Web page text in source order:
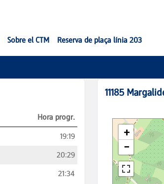
Sobre el CTM Reserva de plaça línia 203
Hora progr.
19:19
20:29
21:34
11185